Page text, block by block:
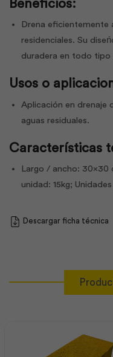
Beneficios:
Drena eficientemente
residenciales. Su
duradera en todo tipo
Usos o
Aplicación en drenaje
aguas residuales.
Características
Largo / ancho: 30×30
unidad: 15kg;
Descargar ficha técnica